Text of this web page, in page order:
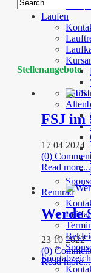
Laufen
Rennrad
Stellenangebote
FSJ im
17 04 2024
(0)
Read more...
Werde
23 10 2022
(0)
Read more...